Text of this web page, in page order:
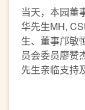
当天，本园董
华先生MH,
生、董事邝敏
员会委员廖赞
先生亲临支持